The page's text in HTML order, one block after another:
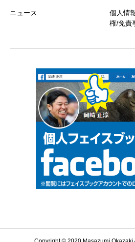
ニュース
個人情
権/免責